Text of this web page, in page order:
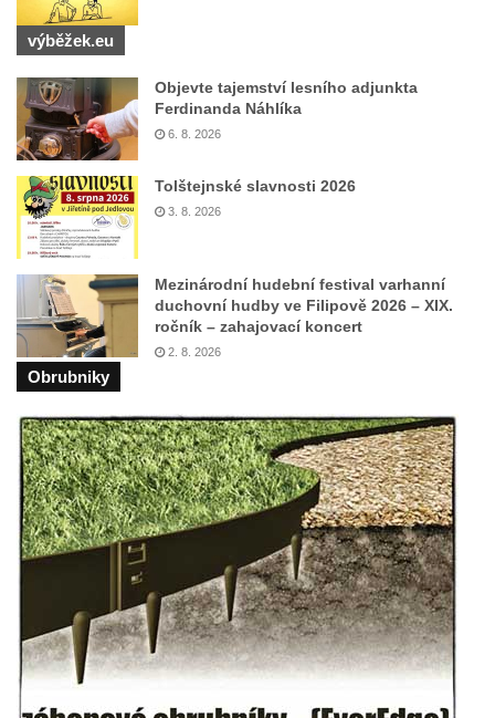
Sloup Panny Marie v Klášterci nad Ohří
Ohří
Sloup svatého Floriána v Žatci
Sloup Nejsvětější Trojice v Žatci
Sloup svatého Jana Nepomuckého v Žatci
Sloup se sochou Ukřižovaného v Žatci
Sloup Nejsvětější Trojice ve Stráži nad Ohří
Sloup Panny Marie Bolestné v Kralupech
nad Vltavou-Mikovicích
Sloup s kaplicí s reliéfy v Bílině
Sloup Panny Marie v Bílině
Sloup Panny Marie v Ostrově
Sloup Nejsvětější Trojice v Ostrově
Sloup Panny Marie v Holanech
Sloup Panny Marie v Milhostově
Sloup Nejsvětější Trojice v Blíževedlech
Sloup Nejsvětější Trojice v Chomutově
Sloup svatého Floriána v Chomutově
Sloup Panny Marie v Lokti
výběžek.eu
Objevte tajemství lesního adjunkta
Ferdinanda Náhlíka
6. 8. 2026
Tolštejnské slavnosti 2026
3. 8. 2026
Mezinárodní hudební festival varhanní
duchovní hudby ve Filipově 2026 – XIX.
ročník – zahajovací koncert
2. 8. 2026
Obrubniky